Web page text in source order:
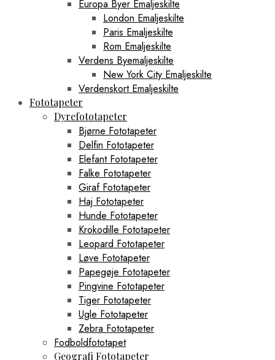
Europa Byer Emaljeskilte
London Emaljeskilte
Paris Emaljeskilte
Rom Emaljeskilte
Verdens Byemaljeskilte
New York City Emaljeskilte
Verdenskort Emaljeskilte
Fototapeter
Dyrefototapeter
Bjørne Fototapeter
Delfin Fototapeter
Elefant Fototapeter
Falke Fototapeter
Giraf Fototapeter
Haj Fototapeter
Hunde Fototapeter
Krokodille Fototapeter
Leopard Fototapeter
Løve Fototapeter
Papegøje Fototapeter
Pingvine Fototapeter
Tiger Fototapeter
Ugle Fototapeter
Zebra Fototapeter
Fodboldfototapet
Geografi Fototapeter